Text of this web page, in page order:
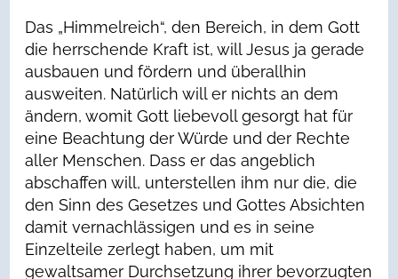
Das „Himmelreich“, den Bereich, in dem Gott
die herrschende Kraft ist, will Jesus ja gerade
ausbauen und fördern und überallhin
ausweiten. Natürlich will er nichts an dem
ändern, womit Gott liebevoll gesorgt hat für
eine Beachtung der Würde und der Rechte
aller Menschen. Dass er das angeblich
abschaffen will, unterstellen ihm nur die, die
den Sinn des Gesetzes und Gottes Absichten
damit vernachlässigen und es in seine
Einzelteile zerlegt haben, um mit
gewaltsamer Durchsetzung ihrer bevorzugten